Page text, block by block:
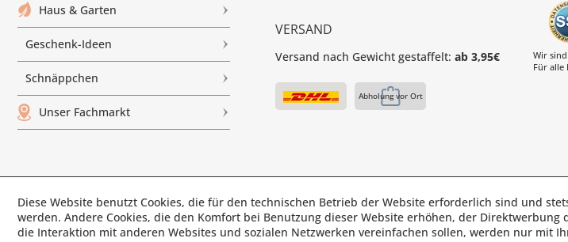
Haus & Garten
Geschenk-Ideen
Schnäppchen
Unser Fachmarkt
VERSAND
Versand nach Gewicht gestaffelt: ab 3,95€
Abholung vor Ort
Wir
Für alle
© Paul's Mühle | Inhaber: Christof Paul e.K. |
Fax: 02361 -28831 | E-Mail:
Diese Website benutzt Cookies, die für den technischen Betrieb der Website erforderlich sind und
werden. Andere Cookies, die den Komfort bei Benutzung dieser Website erhöhen, der Direktwerbung
die Interaktion mit anderen Websites und sozialen Netzwerken vereinfachen sollen, werden nur mit